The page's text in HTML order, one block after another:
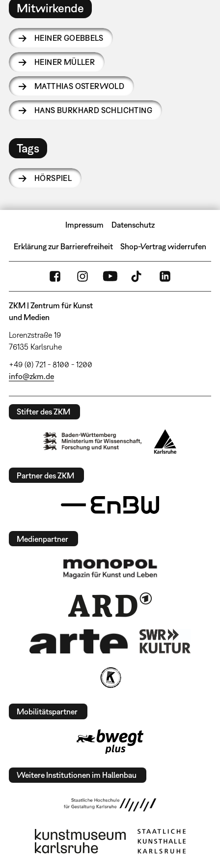
Mitwirkende
HEINER GOEBBELS
HEINER MÜLLER
MATTHIAS OSTERWOLD
HANS BURKHARD SCHLICHTING
Tags
HÖRSPIEL
Impressum Datenschutz
Erklärung zur Barrierefreiheit Shop-Vertrag widerrufen
ZKM | Zentrum für Kunst
und Medien
Lorenzstraße 19
76135 Karlsruhe
+49 (0) 721 - 8100 - 1200
info@zkm.de
Stifter des ZKM
Partner des ZKM
Medienpartner
Mobilitätspartner
Weitere Institutionen im Hallenbau